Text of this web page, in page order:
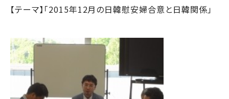
【テーマ】「2015年12月の日韓慰安婦合意と日韓関係」